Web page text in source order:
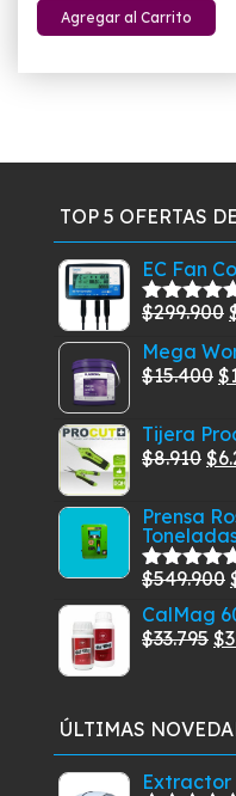
originalactual
Agregar al Carrito
TOP 5 OFERTAS
EC Fan
Valorado
5
$299.900
Mega
$15.400 El
$
Tijera
$8.910 El
$
Prensa
Valorado
5
$549.900
CalMag
$33.795 El
$
ÚLTIMAS
Extractor